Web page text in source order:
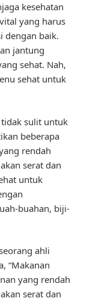
kesehatan
yang harus
dengan baik.
jantung
sehat. Nah,
sehat untuk
sulit untuk
beberapa
rendah
serat dan
untuk
buahan, biji-
ahli
“Makanan
yang rendah
serat dan